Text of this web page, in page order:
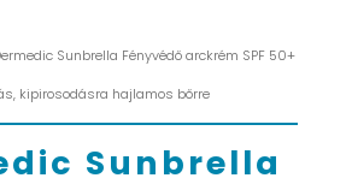
Sunbrella Fényvédő arckrém SPF 50+
kipirosodásra hajlamos bőrre
Sunbrella